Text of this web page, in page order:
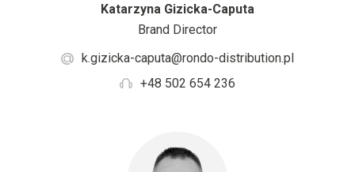
Katarzyna Gizicka-Caputa
Brand Director
k.gizicka-caputa@rondo-distribution.pl
+48 502 654 236